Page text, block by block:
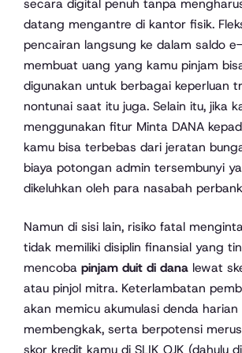
datang mengantre di kantor fisik.
pencairan langsung ke dalam saldo
membuat uang yang kamu pinjam
digunakan untuk berbagai keperluan
nontunai saat itu juga. Selain itu, jika
menggunakan fitur Minta DANA
kamu bisa terbebas dari jeratan
biaya potongan admin tersembunyi
dikeluhkan oleh para nasabah
Namun di sisi lain, risiko fatal
tidak memiliki disiplin finansial yang
mencoba pinjam duit di dana lewat
atau pinjol mitra. Keterlambatan
akan memicu akumulasi denda harian
membengkak, serta berpotensi
skor kredit kamu di SLIK OJK (dahulu